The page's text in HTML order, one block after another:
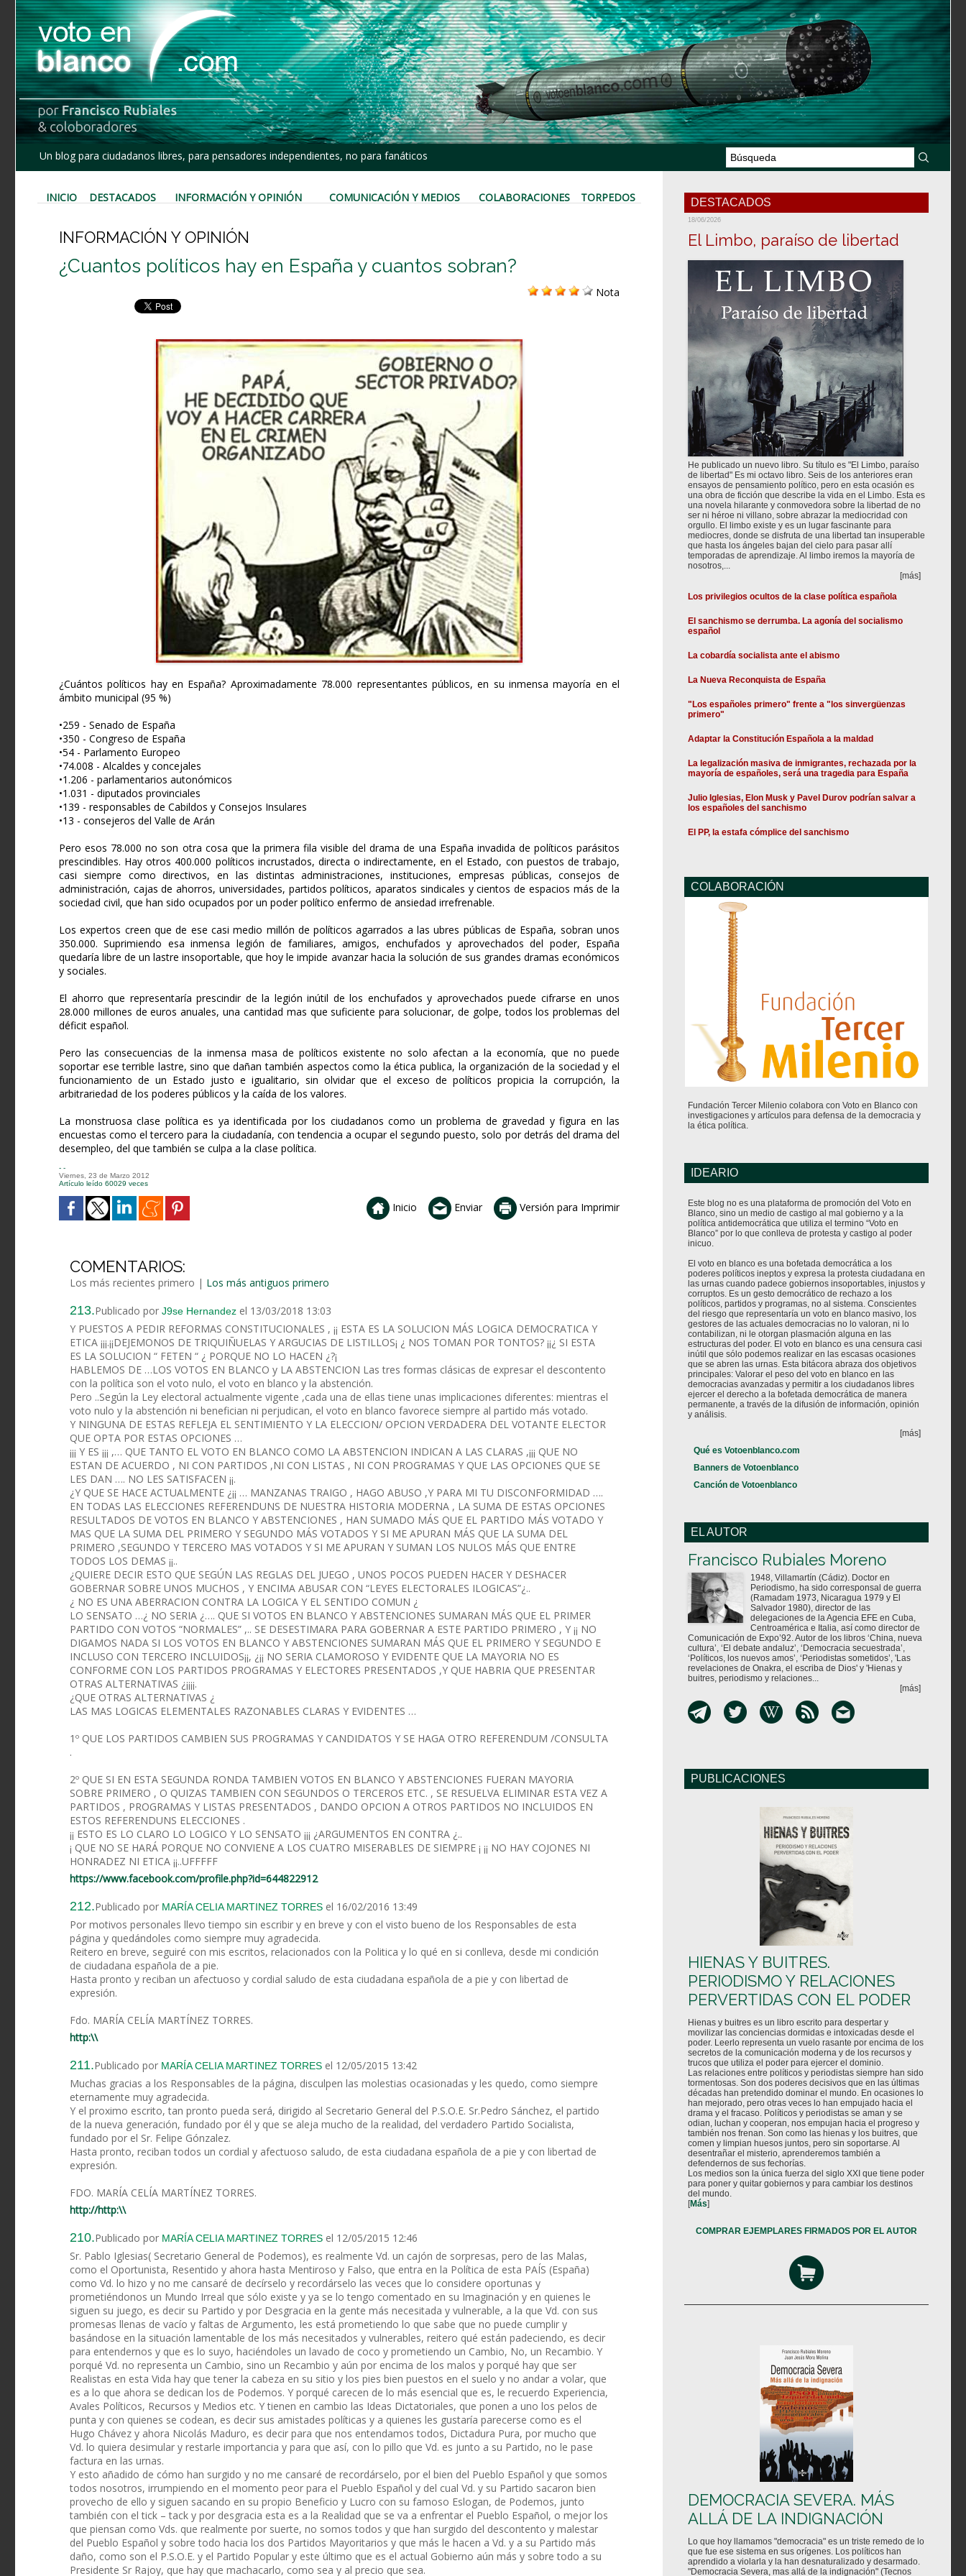
Un blog para ciudadanos libres, para pensadores independientes, no para fanáticos
INICIO DESTACADOS INFORMACIÓN Y OPINIÓN COMUNICACIÓN Y MEDIOS COLABORACIONES TORPEDOS
INFORMACIÓN Y OPINIÓN
¿Cuantos políticos hay en España y cuantos sobran?
Nota
¿Cuántos políticos hay en España? Aproximadamente 78.000 representantes públicos, en su inmensa mayoría en el
ámbito municipal (95 %)
•259 - Senado de España
•350 - Congreso de España
•54 - Parlamento Europeo
•74.008 - Alcaldes y concejales
•1.206 - parlamentarios autonómicos
•1.031 - diputados provinciales
•139 - responsables de Cabildos y Consejos Insulares
•13 - consejeros del Valle de Arán
Pero esos 78.000 no son otra cosa que la primera fila visible del drama de una España invadida de políticos parásitos
prescindibles. Hay otros 400.000 políticos incrustados, directa o indirectamente, en el Estado, con puestos de trabajo,
casi siempre como directivos, en las distintas administraciones, instituciones, empresas públicas, consejos de
administración, cajas de ahorros, universidades, partidos políticos, aparatos sindicales y cientos de espacios más de la
sociedad civil, que han sido ocupados por un poder político enfermo de ansiedad irrefrenable.
Los expertos creen que de ese casi medio millón de políticos agarrados a las ubres públicas de España, sobran unos
350.000. Suprimiendo esa inmensa legión de familiares, amigos, enchufados y aprovechados del poder, España
quedaría libre de un lastre insoportable, que hoy le impide avanzar hacia la solución de sus grandes dramas económicos
y sociales.
El ahorro que representaría prescindir de la legión inútil de los enchufados y aprovechados puede cifrarse en unos
28.000 millones de euros anuales, una cantidad mas que suficiente para solucionar, de golpe, todos los problemas del
déficit español.
Pero las consecuencias de la inmensa masa de políticos existente no solo afectan a la economía, que no puede
soportar ese terrible lastre, sino que dañan también aspectos como la ética publica, la organización de la sociedad y el
funcionamiento de un Estado justo e igualitario, sin olvidar que el exceso de políticos propicia la corrupción, la
arbitrariedad de los poderes públicos y la caída de los valores.
La monstruosa clase política es ya identificada por los ciudadanos como un problema de gravedad y figura en las
encuestas como el tercero para la ciudadanía, con tendencia a ocupar el segundo puesto, solo por detrás del drama del
desempleo, del que también se culpa a la clase política.
- -
Viernes, 23 de Marzo 2012
Artículo leído 60029 veces
Inicio Enviar Versión para Imprimir
COMENTARIOS:
Los más recientes primero | Los más antiguos primero
213.Publicado por J9se Hernandez el 13/03/2018 13:03
Y PUESTOS A PEDIR REFORMAS CONSTITUCIONALES , ¡¡ ESTA ES LA SOLUCION MÁS LOGICA DEMOCRATICA Y
ETICA ¡¡¡.¡¡DEJEMONOS DE TRIQUIÑUELAS Y ARGUCIAS DE LISTILLOS¡ ¿ NOS TOMAN POR TONTOS? ¡¡¿ SI ESTA
ES LA SOLUCION “ FETEN “ ¿ PORQUE NO LO HACEN ¿?¡
HABLEMOS DE …LOS VOTOS EN BLANCO y LA ABSTENCION Las tres formas clásicas de expresar el descontento
con la política son el voto nulo, el voto en blanco y la abstención.
Pero ..Según la Ley electoral actualmente vigente ,cada una de ellas tiene unas implicaciones diferentes: mientras el
voto nulo y la abstención ni benefician ni perjudican, el voto en blanco favorece siempre al partido más votado.
Y NINGUNA DE ESTAS REFLEJA EL SENTIMIENTO Y LA ELECCION/ OPCION VERDADERA DEL VOTANTE ELECTOR
QUE OPTA POR ESTAS OPCIONES …
¡¡¡ Y ES ¡¡¡ ,… QUE TANTO EL VOTO EN BLANCO COMO LA ABSTENCION INDICAN A LAS CLARAS ,¡¡¡ QUE NO
ESTAN DE ACUERDO , NI CON PARTIDOS ,NI CON LISTAS , NI CON PROGRAMAS Y QUE LAS OPCIONES QUE SE
LES DAN …. NO LES SATISFACEN ¡¡.
¿Y QUE SE HACE ACTUALMENTE ¿¡¡ … MANZANAS TRAIGO , HAGO ABUSO ,Y PARA MI TU DISCONFORMIDAD ….
EN TODAS LAS ELECCIONES REFERENDUNS DE NUESTRA HISTORIA MODERNA , LA SUMA DE ESTAS OPCIONES
RESULTADOS DE VOTOS EN BLANCO Y ABSTENCIONES , HAN SUMADO MÁS QUE EL PARTIDO MÁS VOTADO Y
MAS QUE LA SUMA DEL PRIMERO Y SEGUNDO MÁS VOTADOS Y SI ME APURAN MÁS QUE LA SUMA DEL
PRIMERO ,SEGUNDO Y TERCERO MAS VOTADOS Y SI ME APURAN Y SUMAN LOS NULOS MÁS QUE ENTRE
TODOS LOS DEMAS ¡¡..
¿QUIERE DECIR ESTO QUE SEGÚN LAS REGLAS DEL JUEGO , UNOS POCOS PUEDEN HACER Y DESHACER
GOBERNAR SOBRE UNOS MUCHOS , Y ENCIMA ABUSAR CON “LEYES ELECTORALES ILOGICAS”¿..
¿ NO ES UNA ABERRACION CONTRA LA LOGICA Y EL SENTIDO COMUN ¿
LO SENSATO …¿ NO SERIA ¿…. QUE SI VOTOS EN BLANCO Y ABSTENCIONES SUMARAN MÁS QUE EL PRIMER
PARTIDO CON VOTOS “NORMALES” ,.. SE DESESTIMARA PARA GOBERNAR A ESTE PARTIDO PRIMERO , Y ¡¡ NO
DIGAMOS NADA SI LOS VOTOS EN BLANCO Y ABSTENCIONES SUMARAN MÁS QUE EL PRIMERO Y SEGUNDO E
INCLUSO CON TERCERO INCLUIDOS¡¡, ¿¡¡ NO SERIA CLAMOROSO Y EVIDENTE QUE LA MAYORIA NO ES
CONFORME CON LOS PARTIDOS PROGRAMAS Y ELECTORES PRESENTADOS ,Y QUE HABRIA QUE PRESENTAR
OTRAS ALTERNATIVAS ¿¡¡¡¡.
¿QUE OTRAS ALTERNATIVAS ¿
LAS MAS LOGICAS ELEMENTALES RAZONABLES CLARAS Y EVIDENTES …
1º QUE LOS PARTIDOS CAMBIEN SUS PROGRAMAS Y CANDIDATOS Y SE HAGA OTRO REFERENDUM /CONSULTA
.
2º QUE SI EN ESTA SEGUNDA RONDA TAMBIEN VOTOS EN BLANCO Y ABSTENCIONES FUERAN MAYORIA
SOBRE PRIMERO , O QUIZAS TAMBIEN CON SEGUNDOS O TERCEROS ETC. , SE RESUELVA ELIMINAR ESTA VEZ A
PARTIDOS , PROGRAMAS Y LISTAS PRESENTADOS , DANDO OPCION A OTROS PARTIDOS NO INCLUIDOS EN
ESTOS REFERENDUNS ELECCIONES .
¡¡ ESTO ES LO CLARO LO LOGICO Y LO SENSATO ¡¡¡ ¿ARGUMENTOS EN CONTRA ¿..
¡ QUE NO SE HARÁ PORQUE NO CONVIENE A LOS CUATRO MISERABLES DE SIEMPRE ¡ ¡¡ NO HAY COJONES NI
HONRADEZ NI ETICA ¡¡..UFFFFF
https://www.facebook.com/profile.php?id=644822912
212.Publicado por MARÍA CELIA MARTINEZ TORRES el 16/02/2016 13:49
Por motivos personales llevo tiempo sin escribir y en breve y con el visto bueno de los Responsables de esta
página y quedándoles como siempre muy agradecida.
Reitero en breve, seguiré con mis escritos, relacionados con la Politica y lo qué en si conlleva, desde mi condición
de ciudadana española de a pie.
Hasta pronto y reciban un afectuoso y cordial saludo de esta ciudadana española de a pie y con libertad de
expresión.
Fdo. MARÍA CELÍA MARTÍNEZ TORRES.
http:\\
211.Publicado por MARÍA CELIA MARTINEZ TORRES el 12/05/2015 13:42
Muchas gracias a los Responsables de la página, disculpen las molestias ocasionadas y les quedo, como siempre
eternamente muy agradecida.
Y el proximo escrito, tan pronto pueda será, dirigido al Secretario General del P.S.O.E. Sr.Pedro Sánchez, el partido
de la nueva generación, fundado por él y que se aleja mucho de la realidad, del verdadero Partido Socialista,
fundado por el Sr. Felipe Gónzalez.
Hasta pronto, reciban todos un cordial y afectuoso saludo, de esta ciudadana española de a pie y con libertad de
expresión.
FDO. MARÍA CELÍA MARTÍNEZ TORRES.
http://http:\\
210.Publicado por MARÍA CELIA MARTINEZ TORRES el 12/05/2015 12:46
Sr. Pablo Iglesias( Secretario General de Podemos), es realmente Vd. un cajón de sorpresas, pero de las Malas,
como el Oportunista, Resentido y ahora hasta Mentiroso y Falso, que entra en la Política de esta PAÍS (España)
como Vd. lo hizo y no me cansaré de decírselo y recordárselo las veces que lo considere oportunas y
prometiéndonos un Mundo Irreal que sólo existe y ya se lo tengo comentado en su Imaginación y en quienes le
siguen su juego, es decir su Partido y por Desgracia en la gente más necesitada y vulnerable, a la que Vd. con sus
promesas llenas de vacío y faltas de Argumento, les está prometiendo lo que sabe que no puede cumplir y
basándose en la situación lamentable de los más necesitados y vulnerables, reitero qué están padeciendo, es decir
para entendernos y que es lo suyo, haciéndoles un lavado de coco y prometiendo un Cambio, No, un Recambio. Y
porqué Vd. no representa un Cambio, sino un Recambio y aún por encima de los malos y porqué hay que ser
Realistas en esta Vida hay que tener la cabeza en su sitio y los pies bien puestos en el suelo y no andar a volar, que
es a lo que ahora se dedican los de Podemos. Y porqué carecen de lo más esencial que es, le recuerdo Experiencia,
Avales Políticos, Recursos y Medios etc. Y tienen en cambio las Ideas Dictatoriales, que ponen a uno los pelos de
punta y con quienes se codean, es decir sus amistades políticas y a quienes les gustaría parecerse como es el
Hugo Chávez y ahora Nicolás Maduro, es decir para que nos entendamos todos, Dictadura Pura, por mucho que
Vd. lo quiera desimular y restarle importancia y para que así, con lo pillo que Vd. es junto a su Partido, no le pase
factura en las urnas.
Y esto añadido de cómo han surgido y no me cansaré de recordárselo, por el bien del Pueblo Español y que somos
todos nosotros, irrumpiendo en el momento peor para el Pueblo Español y del cual Vd. y su Partido sacaron bien
provecho de ello y siguen sacando en su propio Beneficio y Lucro con su famoso Eslogan, de Podemos, junto
también con el tick – tack y por desgracia esta es a la Realidad que se va a enfrentar el Pueblo Español, o mejor los
que piensan como Vds. que realmente por suerte, no somos todos y que han surgido del descontento y malestar
del Pueblo Español y sobre todo hacia los dos Partidos Mayoritarios y que más le hacen a Vd. y a su Partido más
daño, como son el P.S.O.E. y el Partido Popular y este último que es el actual Gobierno aún más y sobre todo a su
Presidente Sr Rajoy, que hay que machacarlo, como sea y al precio que sea.
DESTACADOS
18/06/2026
El Limbo, paraíso de libertad
He publicado un nuevo libro. Su título es "El Limbo, paraíso
de libertad" Es mi octavo libro. Seis de los anteriores eran
ensayos de pensamiento político, pero en esta ocasión es
una obra de ficción que describe la vida en el Limbo. Esta es
una novela hilarante y conmovedora sobre la libertad de no
ser ni héroe ni villano, sobre abrazar la mediocridad con
orgullo. El limbo existe y es un lugar fascinante para
mediocres, donde se disfruta de una libertad tan insuperable
que hasta los ángeles bajan del cielo para pasar allí
temporadas de aprendizaje. Al limbo iremos la mayoría de
nosotros,...
[más]
Los privilegios ocultos de la clase política española
El sanchismo se derrumba. La agonía del socialismo
español
La cobardía socialista ante el abismo
La Nueva Reconquista de España
"Los españoles primero" frente a "los sinvergüenzas
primero"
Adaptar la Constitución Española a la maldad
La legalización masiva de inmigrantes, rechazada por la
mayoría de españoles, será una tragedia para España
Julio Iglesias, Elon Musk y Pavel Durov podrían salvar a
los españoles del sanchismo
El PP, la estafa cómplice del sanchismo
COLABORACIÓN
Fundación Tercer Milenio colabora con Voto en Blanco con
investigaciones y artículos para defensa de la democracia y
la ética política.
IDEARIO
Este blog no es una plataforma de promoción del Voto en
Blanco, sino un medio de castigo al mal gobierno y a la
política antidemocrática que utiliza el termino “Voto en
Blanco” por lo que conlleva de protesta y castigo al poder
inicuo.
El voto en blanco es una bofetada democrática a los
poderes políticos ineptos y expresa la protesta ciudadana en
las urnas cuando padece gobiernos insoportables, injustos y
corruptos. Es un gesto democrático de rechazo a los
políticos, partidos y programas, no al sistema. Conscientes
del riesgo que representaría un voto en blanco masivo, los
gestores de las actuales democracias no lo valoran, ni lo
contabilizan, ni le otorgan plasmación alguna en las
estructuras del poder. El voto en blanco es una censura casi
inútil que sólo podemos realizar en las escasas ocasiones
que se abren las urnas. Esta bitácora abraza dos objetivos
principales: Valorar el peso del voto en blanco en las
democracias avanzadas y permitir a los ciudadanos libres
ejercer el derecho a la bofetada democrática de manera
permanente, a través de la difusión de información, opinión
y análisis.
[más]
Qué es Votoenblanco.com
Banners de Votoenblanco
Canción de Votoenblanco
EL AUTOR
Francisco Rubiales Moreno
1948, Villamartín (Cádiz). Doctor en
Periodismo, ha sido corresponsal de guerra
(Ramadam 1973, Nicaragua 1979 y El
Salvador 1980), director de las
delegaciones de la Agencia EFE en Cuba,
Centroamérica e Italia, así como director de
Comunicación de Expo’92. Autor de los libros ‘China, nueva
cultura’, ‘El debate andaluz’, ‘Democracia secuestrada’,
‘Políticos, los nuevos amos’, ‘Periodistas sometidos’, 'Las
revelaciones de Onakra, el escriba de Dios' y 'Hienas y
buitres, periodismo y relaciones...
[más]
PUBLICACIONES
HIENAS Y BUITRES.
PERIODISMO Y RELACIONES
PERVERTIDAS CON EL PODER
Hienas y buitres es un libro escrito para despertar y
movilizar las conciencias dormidas e intoxicadas desde el
poder. Leerlo representa un vuelo rasante por encima de los
secretos de la comunicación moderna y de los recursos y
trucos que utiliza el poder para ejercer el dominio.
Las relaciones entre políticos y periodistas siempre han sido
tormentosas. Son dos poderes decisivos que en las últimas
décadas han pretendido dominar el mundo. En ocasiones lo
han mejorado, pero otras veces lo han empujado hacia el
drama y el fracaso. Políticos y periodistas se aman y se
odian, luchan y cooperan, nos empujan hacia el progreso y
también nos frenan. Son como las hienas y los buitres, que
comen y limpian huesos juntos, pero sin soportarse. Al
desentrañar el misterio, aprenderemos también a
defendernos de sus fechorías.
Los medios son la única fuerza del siglo XXI que tiene poder
para poner y quitar gobiernos y para cambiar los destinos
del mundo.
[Más]
COMPRAR EJEMPLARES FIRMADOS POR EL AUTOR
DEMOCRACIA SEVERA. MÁS
ALLÁ DE LA INDIGNACIÓN
Lo que hoy llamamos "democracia" es un triste remedo de lo
que fue ese sistema en sus orígenes. Los políticos han
aprendido a violarla y la han desnaturalizado y desarmado.
"Democracia Severa, mas allá de la indignación" (Tecnos